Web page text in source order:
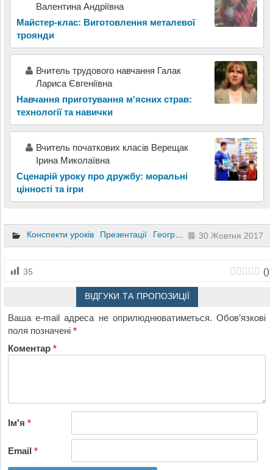
Валентина Андріївна
Майстер-клас: Виготовлення металевої
троянди
Вчитель трудового навчання Галак
Лариса Євгеніївна
Навчання приготування м'ясних страв:
технології та навички
Вчитель початкових класів Верещак
Ірина Миколаївна
Сценарій уроку про дружбу: моральні
цінності та ігри
Конспекти уроків Презентації Географія 6 клас
30 Жовтня 2017
35 ()
ВІДГУКИ ТА ПРОПОЗИЦІЇ
Ваша e-mail адреса не оприлюднюватиметься. Обов’язкові
поля позначені*
Коментар*
Ім'я*
Email*